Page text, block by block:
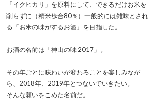
「イクヒカリ」を原料にして、できるだけお米を
削らずに（精米歩合80％）一般的には雑味とされ
る「お米の味がするお酒」を目指した。
お酒の名前は「神山の味 2017」。
その年ごとに味わいが変わることを楽しみなが
ら、2018年、2019年とつないでいきたい。
そんな願いをこめた名前だ。